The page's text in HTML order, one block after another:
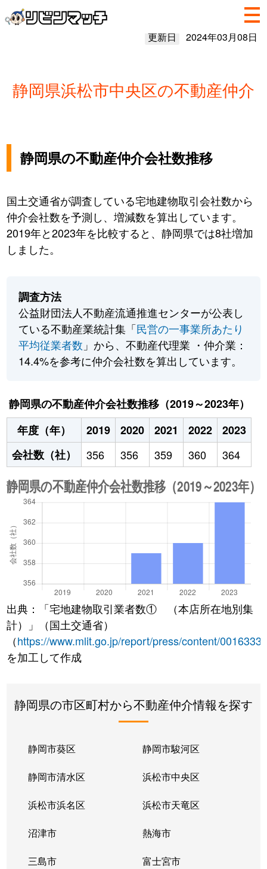
更新日 2024年03月08日
静岡県浜松市中央区の不動産仲介
静岡県の不動産仲介会社数推移
国土交通省が調査している宅地建物取引会社数から
仲介会社数を予測し、増減数を算出しています。
2019年と2023年を比較すると、静岡県では8社増加
しました。
調査方法
公益財団法人不動産流通推進センターが公表し
ている不動産業統計集「民営の一事業所あたり
平均従業者数 」から、不動産代理業 ・仲介業：
14.4%を参考に仲介会社数を算出しています。
静岡県の不動産仲介会社数推移（2019～2023年）
年度（年）
2019 2020 2021 2022
2023
会社数（社）
356 356 359 360 364
出典：「宅地建物取引業者数① （本店所在地別集
計）」（国土交通省）
（https://www.mlit.go.jp/report/press/content/
を加工して作成
静岡県の市区町村から不動産仲介情報を探す
静岡市葵区 静岡市駿河区
静岡市清水区 浜松市中央区
浜松市浜名区 浜松市天竜区
沼津市 熱海市
三島市 富士宮市